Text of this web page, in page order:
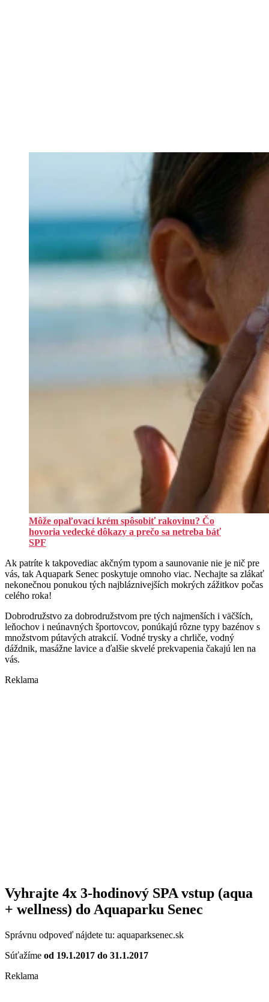
Môže opaľovací krém spôsobiť rakovinu? Čo
hovoria vedecké dôkazy a prečo sa netreba báť
SPF
Ak patríte k takpovediac akčným typom a saunovanie nie je nič pre
vás, tak Aquapark Senec poskytuje omnoho viac. Nechajte sa zlákať
nekonečnou ponukou tých najbláznivejších mokrých zážitkov počas
celého roka!
Dobrodružstvo za dobrodružstvom pre tých najmenších i väčších,
leňochov i neúnavných športovcov, ponúkajú rôzne typy bazénov s
množstvom pútavých atrakcií. Vodné trysky a chrliče, vodný
dáždnik, masážne lavice a ďalšie skvelé prekvapenia čakajú len na
vás.
Reklama
Vyhrajte 4x 3-hodinový SPA vstup (aqua
+ wellness) do Aquaparku Senec
Správnu odpoveď nájdete tu: aquaparksenec.sk
Súťažíme od 19.1.2017 do 31.1.2017
Reklama